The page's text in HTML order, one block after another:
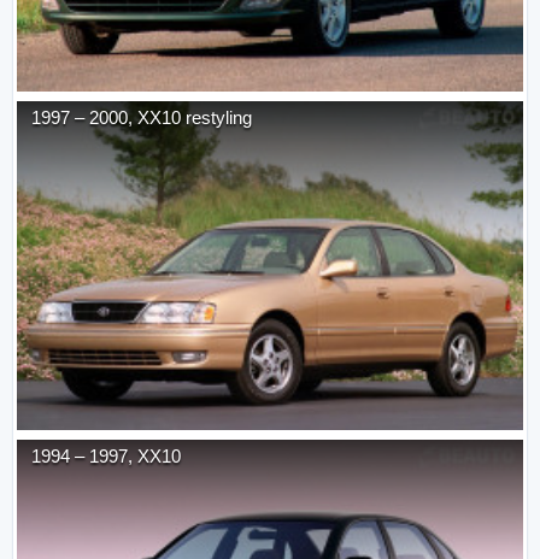
1997 – 2000,XX10 restyling
1994 – 1997, XX10